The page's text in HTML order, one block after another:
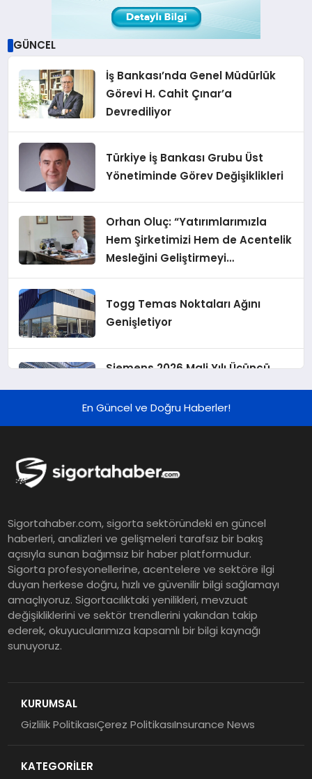
GÜNCEL
İş Bankası’nda Genel Müdürlük
Görevi H. Cahit Çınar’a
Devrediliyor
Türkiye İş Bankası Grubu Üst
Yönetiminde Görev Değişiklikleri
Orhan Oluç: “Yatırımlarımızla
Hem Şirketimizi Hem de Acentelik
Mesleğini Geliştirmeyi
Hedefliyoruz”
Togg Temas Noktaları Ağını
Genişletiyor
Siemens 2026 Mali Yılı Üçüncü
Yükseltilen EPS Beklentisi
Finansal Sonuçlarını Açıkladı
Murat Bilim, ANA Sigorta Satış
Grup Müdürü Olarak Atandı
Tasarruf tercihi bölünüyor:
Mevduat kısa vadeyi, koruma
ürünleri uzun vadeyi tutuyor
ING Türkiye 2026 Yılının İlk
En Güncel ve Doğru Haberler!
Sigortahaber.com, sigorta sektöründeki en güncel
haberleri, analizleri ve gelişmeleri tarafsız bir bakış
açısıyla sunan bağımsız bir haber platformudur.
Sigorta profesyonellerine, acentelere ve sektöre ilgi
duyan herkese doğru, hızlı ve güvenilir bilgi sağlamayı
amaçlıyoruz. Sigortacılıktaki yenilikleri, mevzuat
değişikliklerini ve sektör trendlerini yakından takip
ederek, okuyucularımıza kapsamlı bir bilgi kaynağı
sunuyoruz.
KURUMSAL
Gizlilik PolitikasıÇerez PolitikasıInsurance News
KATEGORİLER